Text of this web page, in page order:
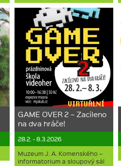
GAME OVER 2 – Zacíleno
na dva hráče!
28.2. - 8.3.2026
Muzeum J. A. Komenského –
informatorium a sloupový sál